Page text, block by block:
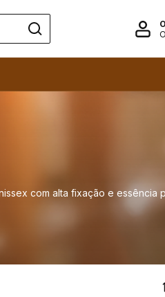
com alta fixação e essência